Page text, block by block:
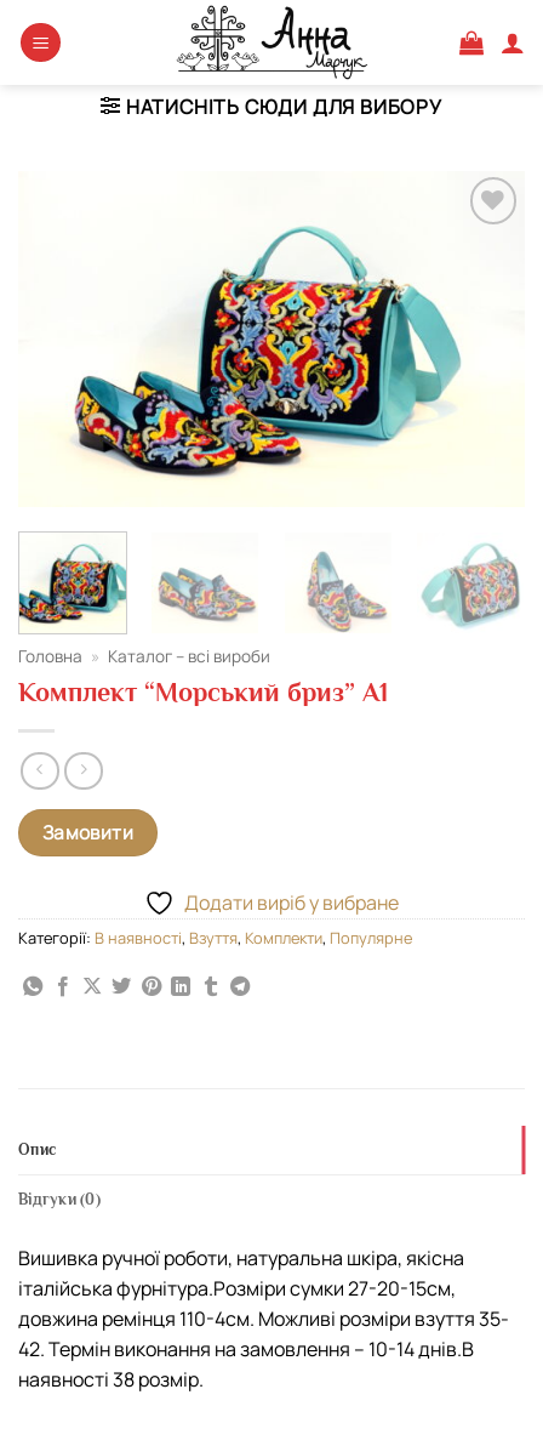
НАТИСНІТЬ СЮДИ ДЛЯ ВИБОРУ
Головна » Каталог – всі вироби
Комплект “Морський бриз” А1
Замовити
Додати виріб у вибране
Категорії: В наявності, Взуття, Комплекти, Популярне
Опис
Відгуки (0)
Вишивка ручної роботи, натуральна шкіра, якісна
італійська фурнітура.Розміри сумки 27-20-15см,
довжина ремінця 110-4см. Можливі розміри взуття 35-
42. Термін виконання на замовлення – 10-14 днів.В
наявності 38 розмір.